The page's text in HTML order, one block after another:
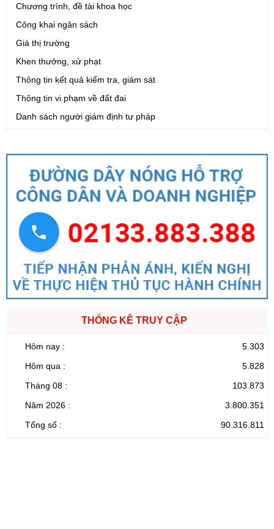
Chương trình, đề tài khoa học
Công khai ngân sách
Giá thị trường
Khen thưởng, xử phạt
Thông tin kết quả kiểm tra, giám sát
Thông tin vi phạm về đất đai
Danh sách người giám định tư pháp
THỐNG KÊ TRUY CẬP
Hôm nay :
5.303
Hôm qua :
5.828
Tháng 08 :
103.873
Năm 2026 :
3.800.351
Tổng số :
90.316.811